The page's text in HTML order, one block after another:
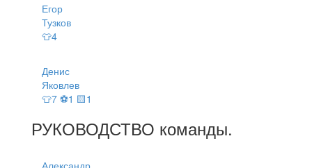
Егор
Тузков
👕4
Денис
Яковлев
👕7 ⚽1 🟨1
РУКОВОДСТВО команды.
Александр